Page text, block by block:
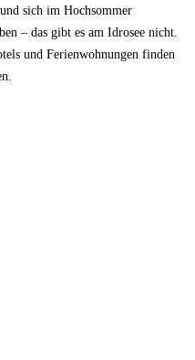
sich im Hochsommer
– das gibt es am Idrosee nicht.
und Ferienwohnungen finden